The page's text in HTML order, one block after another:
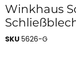
Winkhaus
SKU 5626-G